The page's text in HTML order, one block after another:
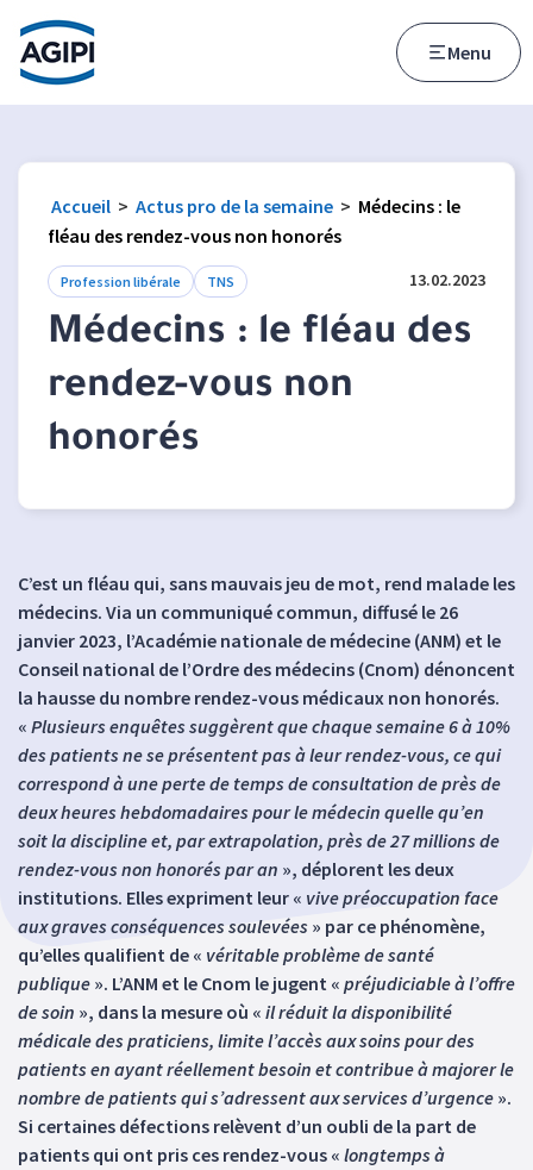
Accès au menu
Accès au contenu principal
Menu
Accueil > Actus pro de la semaine > Médecins : le
fléau des rendez-vous non honorés
Profession libérale TNS 13.02.2023
Médecins : le fléau des
rendez-vous non
honorés
C’est un fléau qui, sans mauvais jeu de mot, rend malade les
médecins. Via un communiqué commun, diffusé le 26
janvier 2023, l’Académie nationale de médecine (ANM) et le
Conseil national de l’Ordre des médecins (Cnom) dénoncent
la hausse du nombre rendez-vous médicaux non honorés.
« Plusieurs enquêtes suggèrent que chaque semaine 6 à 10%
des patients ne se présentent pas à leur rendez-vous, ce qui
correspond à une perte de temps de consultation de près de
deux heures hebdomadaires pour le médecin quelle qu’en
soit la discipline et, par extrapolation, près de 27 millions de
rendez-vous non honorés par an », déplorent les deux
institutions. Elles expriment leur « vive préoccupation face
aux graves conséquences soulevées » par ce phénomène,
qu’elles qualifient de « véritable problème de santé
publique ». L’ANM et le Cnom le jugent « préjudiciable à l’offre
de soin », dans la mesure où « il réduit la disponibilité
médicale des praticiens, limite l’accès aux soins pour des
patients en ayant réellement besoin et contribue à majorer le
nombre de patients qui s’adressent aux services d’urgence ».
Si certaines défections relèvent d’un oubli de la part de
patients qui ont pris ces rendez-vous « longtemps à